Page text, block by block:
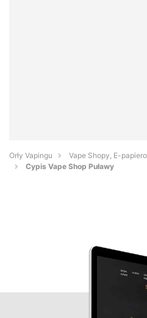
Orły Vapingu
Vape Shopy, E-
Cypis Vape Shop Puławy